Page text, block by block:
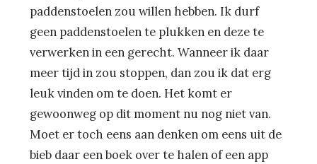
paddenstoelen zou willen hebben. Ik durf
geen paddenstoelen te plukken en deze te
verwerken in een gerecht. Wanneer ik daar
meer tijd in zou stoppen, dan zou ik dat erg
leuk vinden om te doen. Het komt er
gewoonweg op dit moment nu nog niet van.
Moet er toch eens aan denken om eens uit de
bieb daar een boek over te halen of een app